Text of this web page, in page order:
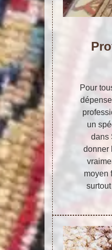
Pour
un
dans
donner
moyen